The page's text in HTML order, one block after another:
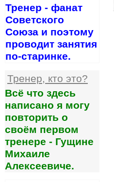
Тренер - фанат
Советского
Союза и поэтому
проводит занятия
по-старинке.
Тренер, кто это?
Всё что здесь
написано я могу
повторить о
своём первом
тренере - Гущине
Михаиле
Алексеевиче.